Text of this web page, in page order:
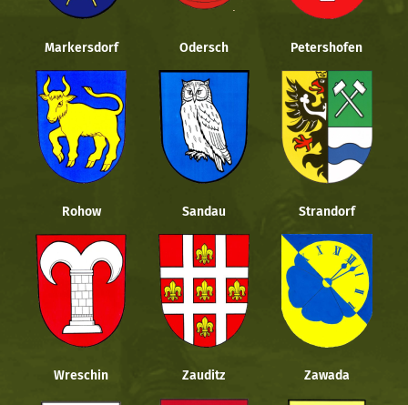
Markersdorf Odersch Petershofen
Rohow Sandau Strandorf
Wreschin Zauditz Zawada